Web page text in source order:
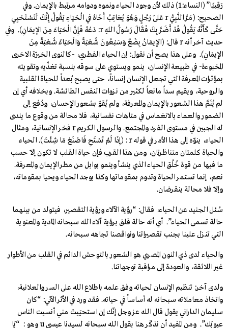
رَقِيبًا” (النساء:1) ذلك لأن وجود الحياء ونموه ودوامه مرتبط بالإيمان. وفي
الصحيح: (مَرَّ النَّبِيُّ r عَلَى رَجُلٍ وَهُوَ يُعَاتِبُ أَخَاهُ فِي الْحَيَاءِ يَقُولُ إِنَّكَ لَتَسْتَحْيِي
حَتَّى كَأَنَّهُ يَقُولُ قَدْ أَضَرَّ بِكَ فَقَالَ رَسُولُ اللهِ r: دَعْهُ فَإِنَّ الْحَيَاءَ مِنَ الإيمَانِ). وفي
حديث آخر أنه r قال: (الإيمَانُ بِضْعٌ وَسَبْعُونَ شُعْبَةً وَالْحَيَاءُ شُعْبَةٌ مِنَ
الإيمَانِ). وعلى هذا يصح أن نقول: إن الحياء الفطري، -كالنوى الخيرّة الاخرى
المخبوءة- في طبيعة الإنسان، ينمو ويستوي على سوقه بنسبة تغذّيه وتقويته
بمؤثرات المعرفة التي تجعل الإنسان إنساناً، حتى يصبح بُعداً للحياة القلبية
والروحية، ويقيم سداً مانعاً لكثير من نـزوات النفس الطائشة. وبخلافه أي إن
لم يُنَمَّ هذا الشعور بالإيمان والمعرفة، ولم يُقوّ بشعور الإحسان، ودُفع إلى
الضمور والعماء بالانغماس في متاهات نفسانية، فلا محالة من وقوع ما يندى
له الجبين في مستوى الفرد والمجتمع. والرسول الكريم r فخر الإنسانية، ومثال
الحياء، ينوّه إلى هذا الأمر في قوله r : (إِذَا لَمْ تَسْتَحِ فَاصْنَعْ مَا شِئْتَ). الحياء
والحياة كلمتان متناظرتان، ومن هذا القرب فإن حياة القلب لا تكون إلاّ حسب
ما فيها من قوة خُلُق الحياء الذي ينشأ وينمو بوابل من مطر الإيمان والمعرفة.
نعم، إنما تستمر الحياة وتدوم بمقوماتها وكذا يوجد الحياء ويحيا بمقوماته،
وإلاّ فلا محالة ينقرضان.
سُئل الجنيد عن الحياء، فقال: “رؤية الآلاء ورؤية التقصير، فيتولد من بينهما
حالة تسمى الحياء”. أي أنه حالة قلق برؤية آلاء الله سبحانه المادية والمعنوية
التي تنـزل علينا بجنب تقصيراتنا ونواقصنا تجاهه سبحانه.
والحياء لدى ذي النون المصري هو الشعور بالتوحش الدائم في القلب من الأطوار
غير اللائقة، والعودة إلى مراقبة توجهاتنا.
ولدى آخر: تنظيم الإنسان لحياته وفق علمه باطلاع الله على السر والعلانية،
واتخاذ معاملاته سبحانه له أساساً في حياته. فقد ورد في الأثر الآتي: “كان
سليمان الداراني يقول قال الله عز وجل إنّك إن استحيَيتَ مني أنسيت الناس
عيوبَك”. ومن المفيد أن نذكّر هنا بقول الله سبحانه لسيدنا عيسى u وهو : “يَا